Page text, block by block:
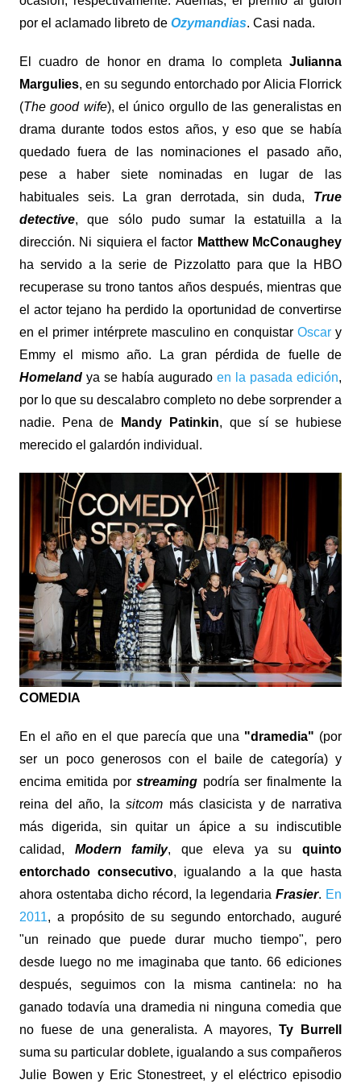
por el aclamado libreto de Ozymandias. Casi nada.
El cuadro de honor en drama lo completaJulianna
Margulies, en su segundo entorchado por Alicia Florrick
(The good wife), el único orgullo de las generalistas en
drama durante todos estos años, y eso que se había
quedado fuera de las nominaciones el pasado año,
pese a haber siete nominadas en lugar de las
habituales seis. La gran derrotada, sin duda, True
detective, que sólo pudo sumar la estatuilla a la
dirección. Ni siquiera el factor Matthew McConaughey
ha servido a la serie de Pizzolatto para que la HBO
recuperase su trono tantos años después, mientras que
el actor tejano ha perdido la oportunidad de convertirse
en el primer intérprete masculino en conquistar Oscary
Emmy el mismo año. La gran pérdida de fuelle de
Homeland ya se había auguradoen la pasada edición,
por lo que su descalabro completo no debe sorprender a
nadie. Pena de
Mandy Patinkin, que sí se hubiese
merecido el galardón individual.
COMEDIA
En el año en el que parecía que una "dramedia" (por
ser un poco generosos con el baile de categoría) y
encima emitida porstreaming podría ser finalmente la
reina del año, lasitcom más clasicista y de narrativa
más digerida, sin quitar un ápice a su indiscutible
calidad, Modern family, que eleva ya suquinto
entorchado consecutivo, igualando a la que hasta
ahora ostentaba dicho récord, la legendariaFrasier. En
2011, a propósito de su segundo entorchado, auguré
"un reinado que puede durar mucho tiempo", pero
desde luego no me imaginaba que tanto. 66 ediciones
después, seguimos con la misma cantinela: no ha
ganado todavía una dramedia ni ninguna comedia que
no fuese de una generalista. A mayores,Ty Burrell
suma su particular doblete, igualando a sus compañeros
Julie Bowen y Eric Stonestreet, y el eléctrico episodio